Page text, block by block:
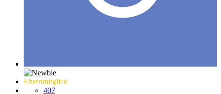
Ehrenmitglied
407